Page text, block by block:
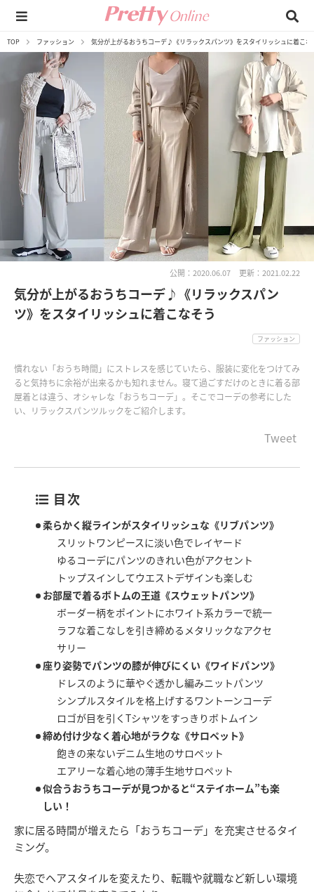
TOP ファッション 気分が上がるおうちコーデ♪《リラックスパンツ》をスタイリッシュに着こな
公開：2020.06.07 更新：2021.02.22
気分が上がるおうちコーデ♪《リラックスパン
ツ》をスタイリッシュに着こなそう
ファッション
慣れない「おうち時間」にストレスを感じていたら、服装に変化をつけてみ
ると気持ちに余裕が出来るかも知れません。寝て過ごすだけのときに着る部
屋着とは違う、オシャレな「おうちコーデ」。そこでコーデの参考にした
い、リラックスパンツルックをご紹介します。
Tweet
目次
柔らかく縦ラインがスタイリッシュな《リブパンツ》
スリットワンピースに淡い色でレイヤード
ゆるコーデにパンツのきれい色がアクセント
トップスインしてウエストデザインも楽しむ
お部屋で着るボトムの王道《スウェットパンツ》
ボーダー柄をポイントにホワイト系カラーで統一
ラフな着こなしを引き締めるメタリックなアクセ
サリー
座り姿勢でパンツの膝が伸びにくい《ワイドパンツ》
ドレスのように華やぐ透かし編みニットパンツ
シンプルスタイルを格上げするワントーンコーデ
ロゴが目を引くTシャツをすっきりボトムイン
締め付け少なく着心地がラクな《サロペット》
飽きの来ないデニム生地のサロペット
エアリーな着心地の薄手生地サロペット
似合うおうちコーデが見つかると“ステイホーム”も楽
しい！
家に居る時間が増えたら「おうちコーデ」を充実させるタイ
ミング。
失恋でヘアスタイルを変えたり、転職や就職など新しい環境